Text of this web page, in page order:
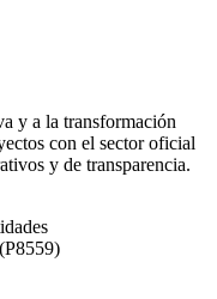
y a la transformación
con el sector oficial
y de transparencia.